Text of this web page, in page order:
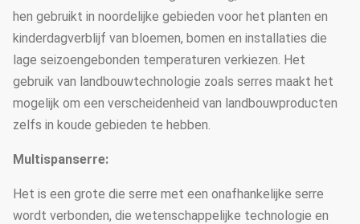
hen gebruikt in noordelijke gebieden voor het planten en
kinderdagverblijf van bloemen, bomen en installaties die
lage seizoengebonden temperaturen verkiezen. Het
gebruik van landbouwtechnologie zoals serres maakt het
mogelijk om een verscheidenheid van landbouwproducten
zelfs in koude gebieden te hebben.
Multispanserre:
Het is een grote die serre met een onafhankelijke serre
wordt verbonden, die wetenschappelijke technologie en